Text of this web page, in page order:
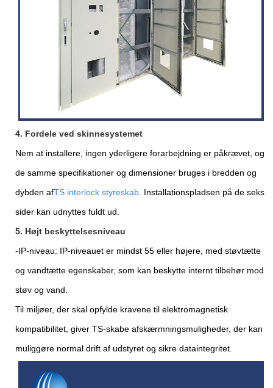
4. Fordele ved skinnesystemet
Nem at installere, ingen yderligere forarbejdning er påkrævet, og
de samme specifikationer og dimensioner bruges i bredden og
dybden afTS interlock styreskab . Installationspladsen på de seks
sider kan udnyttes fuldt ud.
5. Højt beskyttelsesniveau
-IP-niveau: IP-niveauet er mindst 55 eller højere, med støvtætte
og vandtætte egenskaber, som kan beskytte internt tilbehør mod
støv og vand.
Til miljøer, der skal opfylde kravene til elektromagnetisk
kompatibilitet, giver TS-skabe afskærmningsmuligheder, der kan
muliggøre normal drift af udstyret og sikre dataintegritet.